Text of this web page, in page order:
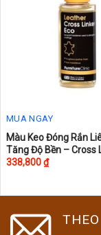
MUA NGAY
Màu Keo Đóng Rắn
Tăng Độ Bền – Cross
338,800₫